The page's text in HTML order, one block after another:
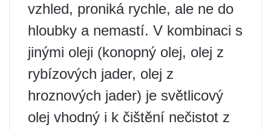
vzhled, proniká rychle, ale ne do
hloubky a nemastí. V kombinaci s
jinými oleji (konopný olej, olej z
rybízových jader, olej z
hroznových jader) je světlicový
olej vhodný i k čištění nečistot z